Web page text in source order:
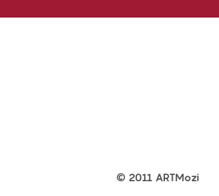
© 2011 ARTMozi